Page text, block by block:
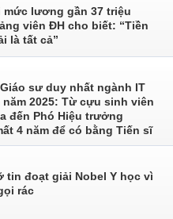
lương gần 37 triệu
viên ĐH cho biết: “Tiền
là tất cả”
sư duy nhất ngành IT
năm 2025: Từ cựu sinh viên
đến Phó Hiệu trưởng
4 năm để có bằng Tiến sĩ
tin đoạt giải Nobel Y học vì
rác